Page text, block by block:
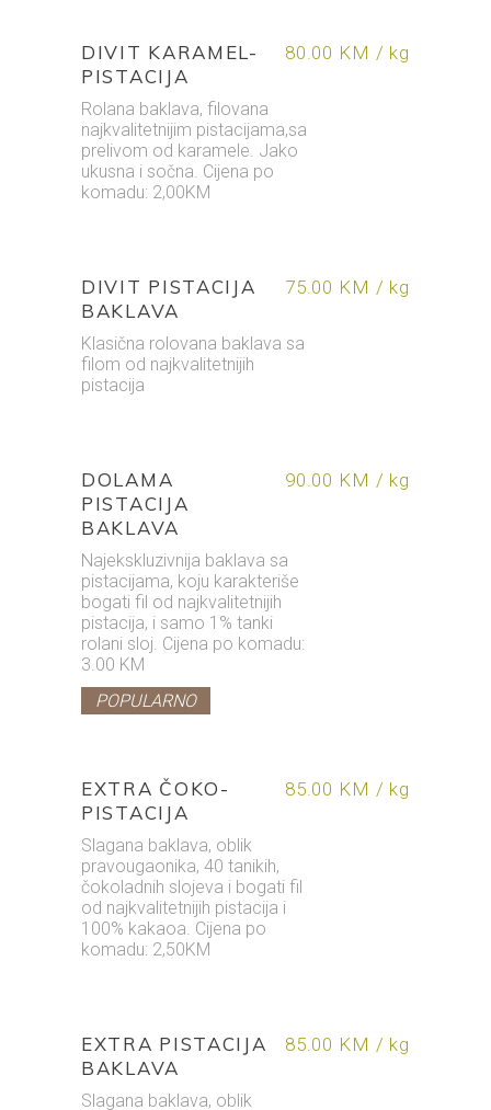
DIVIT KARAMEL-
PISTACIJA
80.00 KM / kg
Rolana baklava, filovana
najkvalitetnijim pistacijama,sa
prelivom od karamele. Jako
ukusna i sočna. Cijena po
komadu: 2,00KM
DIVIT PISTACIJA
BAKLAVA
75.00 KM / kg
Klasična rolovana baklava sa
filom od najkvalitetnijih
pistacija
DOLAMA
PISTACIJA
BAKLAVA
90.00 KM / kg
Najekskluzivnija baklava sa
pistacijama, koju karakteriše
bogati fil od najkvalitetnijih
pistacija, i samo 1% tanki
rolani sloj. Cijena po komadu:
3.00 KM
POPULARNO
EXTRA ČOKO-
PISTACIJA
85.00 KM / kg
Slagana baklava, oblik
pravougaonika, 40 tanikih,
čokoladnih slojeva i bogati fil
od najkvalitetnijih pistacija i
100% kakaoa. Cijena po
komadu: 2,50KM
EXTRA PISTACIJA
BAKLAVA
85.00 KM / kg
Slagana baklava, oblik